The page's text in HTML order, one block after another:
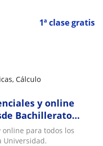
1ª clase gratis
Cálculo
y online
Bachillerato
online para todos los
Universidad.